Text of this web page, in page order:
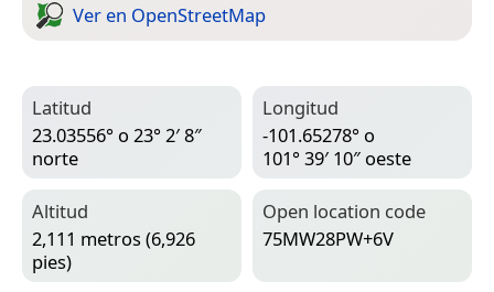
Ver en Open­Street­Map
Latitud
23.03556° o 23° 2′ 8″
norte
Longitud
-101.65278° o
101° 39′ 10″ oeste
Altitud
2,111 metros (6,926
pies)
Open location code
75MW28PW+6V